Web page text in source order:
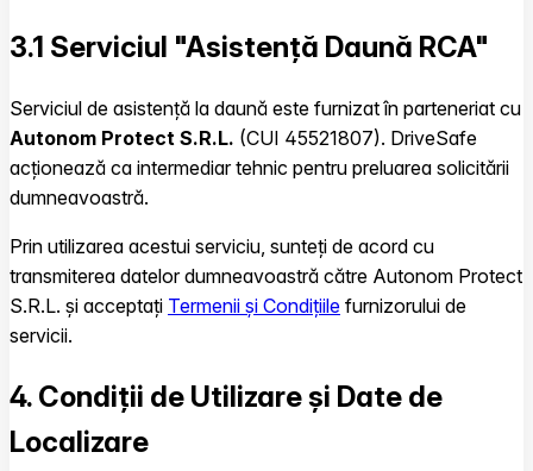
3.1 Serviciul "Asistență Daună RCA"
Serviciul de asistență la daună este furnizat în parteneriat cu
Autonom Protect S.R.L. (CUI 45521807). DriveSafe
acționează ca intermediar tehnic pentru preluarea solicitării
dumneavoastră.
Prin utilizarea acestui serviciu, sunteți de acord cu
transmiterea datelor dumneavoastră către Autonom Protect
S.R.L. și acceptați Termenii și Condițiile furnizorului de
servicii.
4. Condiții de Utilizare și Date de
Localizare